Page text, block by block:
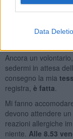
Data
Ecco fatto?Nulla,
Esco con
Ancora un
sedermi in attesa
consegno la mia
registra, è fatta
Mi fanno
devono attendere
reazioni allergiche
niente. Alle 8.53